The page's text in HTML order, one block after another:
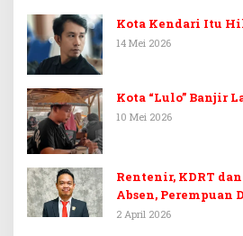
Kota Kendari Itu
14 Mei 2026
Kota “Lulo” Banjir
10 Mei 2026
Rentenir, KDRT
Absen, Perempuan
2 April 2026